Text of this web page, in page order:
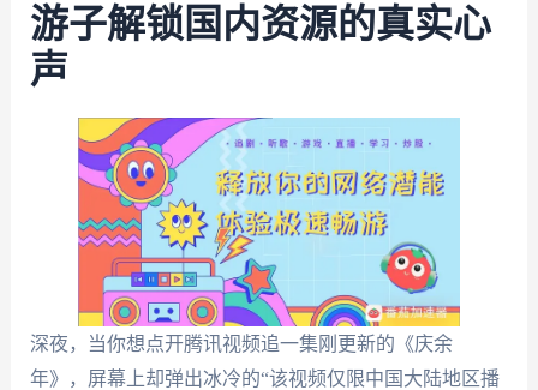
游子解锁国内资源的真实心
声
深夜，当你想点开腾讯视频追一集刚更新的《庆余
年》，屏幕上却弹出冰冷的“该视频仅限中国大陆地区播